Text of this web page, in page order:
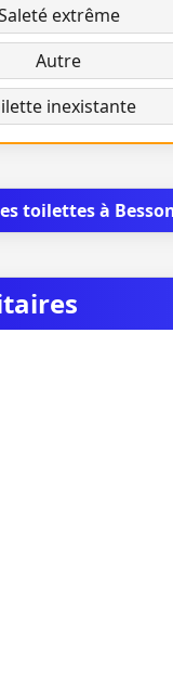
extrême
Autre
inexistante
toilettes à